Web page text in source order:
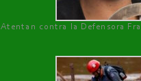
Atentan contra la Defensora